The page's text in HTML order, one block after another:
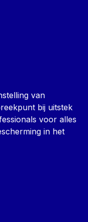
van
bij uitstek
voor alles
in het